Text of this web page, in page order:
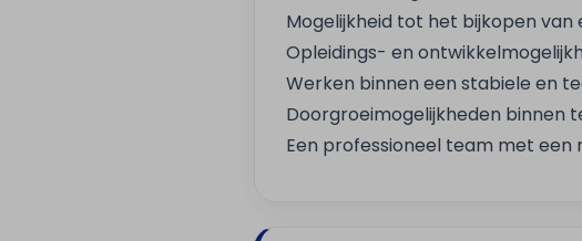
Mogelijkheid tot het bijkopen
Opleidings- en
Werken binnen een stabiele en
Doorgroeimogelijkheden binnen
Een professioneel team met